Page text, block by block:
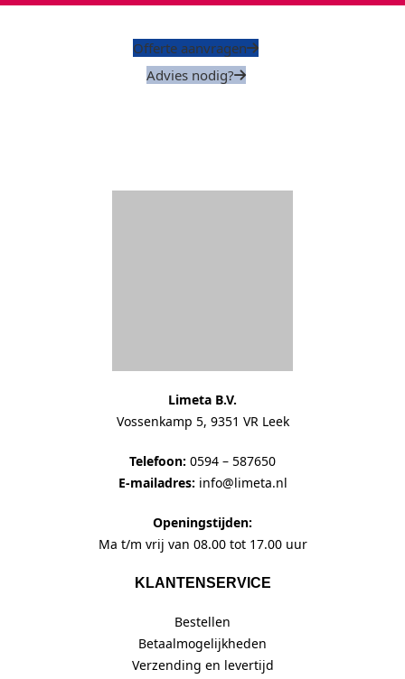
Offerte aanvragen
Advies nodig?
KLANTENSERVICE
Bestellen
Betaalmogelijkheden
Retourneren en annuleren
Garantie en klachten
SNEL NAAR
Contact
Privacy verklaring
Algemene voorwaarden (PDF)